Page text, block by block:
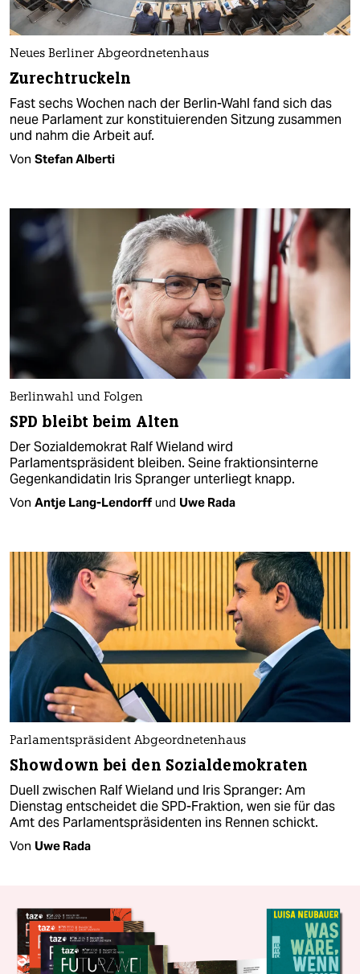
Neues Berliner Abgeordnetenhaus
Zurechtruckeln
Fast sechs Wochen nach der Berlin-Wahl fand sich das
neue Parlament zur konstituierenden Sitzung zusammen
und nahm die Arbeit auf.
Von Stefan Alberti
Berlinwahl und Folgen
SPD bleibt beim Alten
Der Sozialdemokrat Ralf Wieland wird
Parlamentspräsident bleiben. Seine fraktionsinterne
Gegenkandidatin Iris Spranger unterliegt knapp.
Von Antje Lang-Lendorff und Uwe Rada
Parlamentspräsident Abgeordnetenhaus
Showdown bei den Sozialdemokraten
Duell zwischen Ralf Wieland und Iris Spranger: Am
Dienstag entscheidet die SPD-Fraktion, wen sie für das
Amt des Parlamentspräsidenten ins Rennen schickt.
Von Uwe Rada